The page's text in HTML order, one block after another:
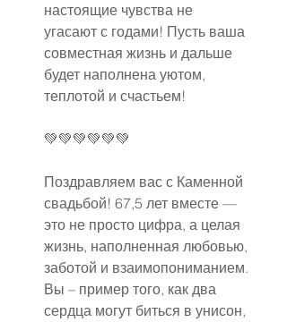
настоящие чувства не
угасают с годами! Пусть ваша
совместная жизнь и дальше
будет наполнена уютом,
теплотой и счастьем!
💚💚💚💚💚💚
Поздравляем вас с Каменной
свадьбой! 67,5 лет вместе —
это не просто цифра, а целая
жизнь, наполненная любовью,
заботой и взаимопониманием.
Вы – пример того, как два
сердца могут биться в унисон,